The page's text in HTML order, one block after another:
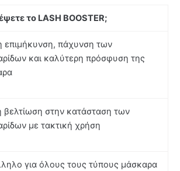
το LASH BOOSTER;
επιμήκυνση, πάχυνση των
και καλύτερη πρόσφυση της
βελτίωση στην κατάσταση των
με τακτική χρήση
για όλους τους τύπους μάσκαρα